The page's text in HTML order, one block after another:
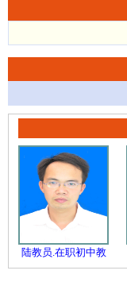
陆教员.在职初中教